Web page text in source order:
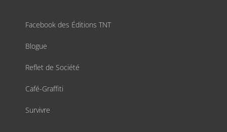
Facebook des Éditions TNT
Blogue
Reflet de Société
Café-Graffiti
Survivre